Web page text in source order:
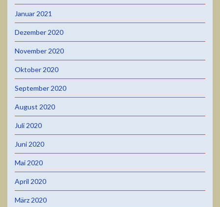
Januar 2021
Dezember 2020
November 2020
Oktober 2020
September 2020
August 2020
Juli 2020
Juni 2020
Mai 2020
April 2020
März 2020